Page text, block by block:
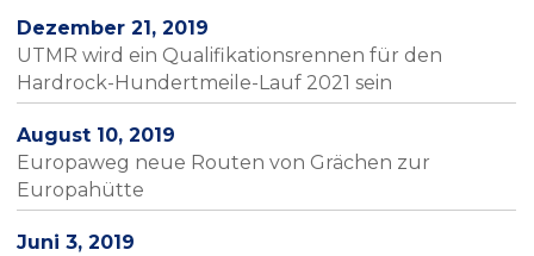
Dezember 21, 2019
UTMR wird ein Qualifikationsrennen für den
Hardrock-Hundertmeile-Lauf 2021 sein
August 10, 2019
Europaweg neue Routen von Grächen zur
Europahütte
Juni 3, 2019